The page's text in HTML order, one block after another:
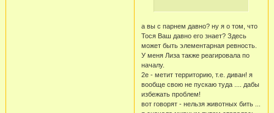
а вы с парнем давно? ну я о том, что
Тося Ваш давно его знает? Здесь
может быть элементарная ревность.
У меня Лиза также реагировала по
началу.
2е - метит территорию, т.е. диван! я
вообще свою не пускаю туда .... дабы
избежать проблем!
вот говорят - нельзя животных бить ...